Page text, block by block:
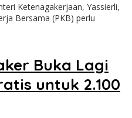
Ketenagakerjaan, Yassierli,
Bersama (PKB) perlu
Buka Lagi
untuk 2.100